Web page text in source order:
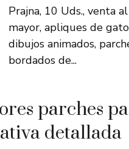
Prajna, 10 Uds., venta
mayor, apliques de
dibujos animados,
bordados de...
parches
detallada